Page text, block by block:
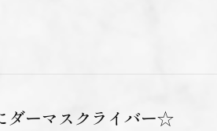
ダーマスクライバー☆